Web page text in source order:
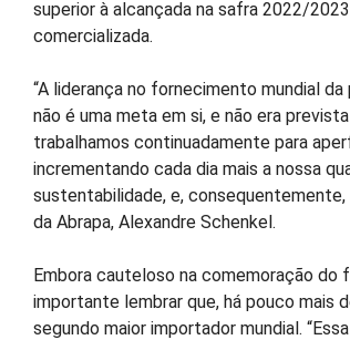
superior à alcançada na safra 2022/
comercializada.
“A liderança no fornecimento mundial
não é uma meta em si, e não era
trabalhamos continuadamente para
incrementando cada dia mais a nossa
sustentabilidade, e,
da Abrapa, Alexandre Schenkel.
Embora cauteloso na comemoração
importante lembrar que, há pouco mais
segundo maior importador mundial.